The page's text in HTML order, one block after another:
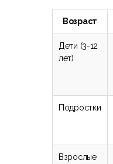
Возраст
Дети (3-12
лет)
Подростки
Взрослые